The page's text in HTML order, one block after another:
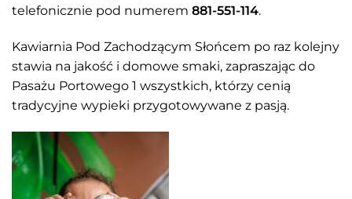
telefonicznie pod numerem 881-551-114.
Kawiarnia Pod Zachodzącym Słońcem po raz kolejny
stawia na jakość i domowe smaki, zapraszając do
Pasażu Portowego 1 wszystkich, którzy cenią
tradycyjne wypieki przygotowywane z pasją.